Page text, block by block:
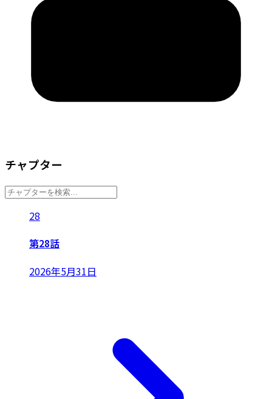
チャプター
28
第28話
2026年5月31日